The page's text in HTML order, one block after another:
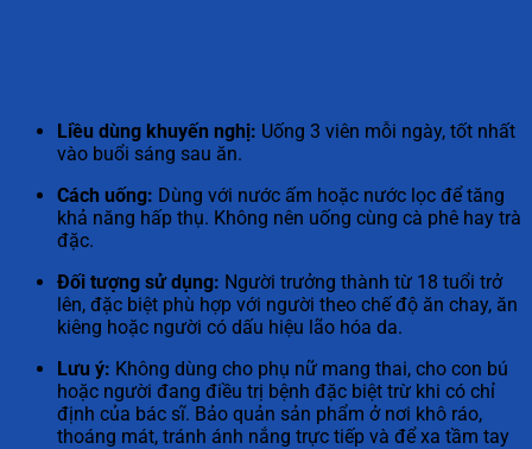
Liều dùng khuyến nghị: Uống 3 viên mỗi ngày, tốt nhất
vào buổi sáng sau ăn.
Cách uống: Dùng với nước ấm hoặc nước lọc để tăng
khả năng hấp thụ. Không nên uống cùng cà phê hay trà
đặc.
Đối tượng sử dụng: Người trưởng thành từ 18 tuổi trở
lên, đặc biệt phù hợp với người theo chế độ ăn chay, ăn
kiêng hoặc người có dấu hiệu lão hóa da.
Lưu ý: Không dùng cho phụ nữ mang thai, cho con bú
hoặc người đang điều trị bệnh đặc biệt trừ khi có chỉ
định của bác sĩ. Bảo quản sản phẩm ở nơi khô ráo,
thoáng mát, tránh ánh nắng trực tiếp và để xa tầm tay